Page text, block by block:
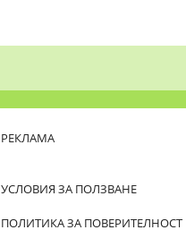
РЕКЛАМА
УСЛОВИЯ ЗА ПОЛЗВАНЕ
ПОЛИТИКА ЗА ПОВЕРИТЕЛНОСТ